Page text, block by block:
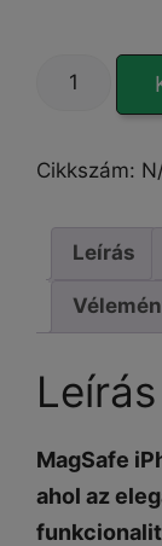
MattMag
Silicone-
pink
Mini
tok
mennyiség
Cikkszám:
Leírás
Leírás
MagSafe
ahol az